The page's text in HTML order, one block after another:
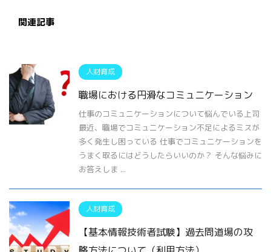
関連記事
人財育成
職場における円滑なコミュニケーション
仕事のコミュニケーションについて悩んでいる上司
最近、職場でコミュニケーション不足によるミスが
多く発生し困っている 仕事でコミュニケーションを
うまく取るにはどうしたらいいのか？ そんな悩みに
お答えしま ...
人財育成
【基本情報技術者試験】過去問道場の攻